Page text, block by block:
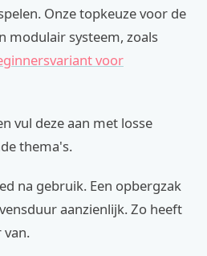
Onze topkeuze voor de
modulair systeem, zoals
voor
vul deze aan met losse
thema's.
na gebruik. Een opbergzak
aanzienlijk. Zo heeft
van.